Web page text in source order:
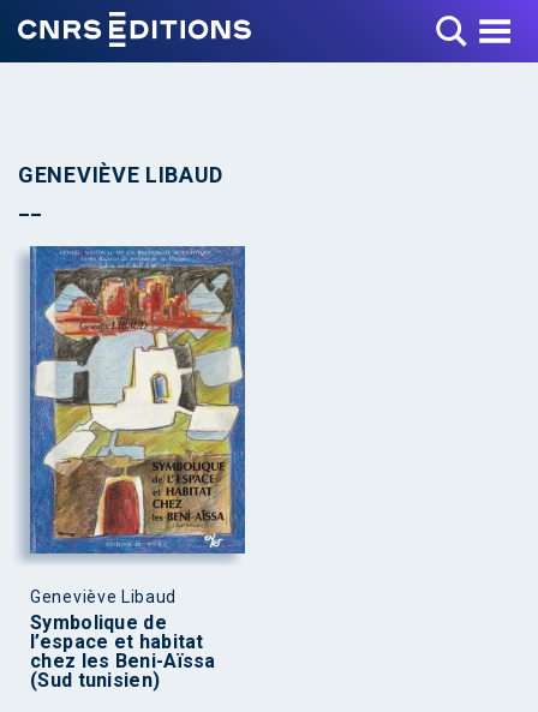
Toggle Menu
GENEVIÈVE LIBAUD
Geneviève Libaud
Symbolique de
l’espace et habitat
chez les Beni-Aïssa
(Sud tunisien)